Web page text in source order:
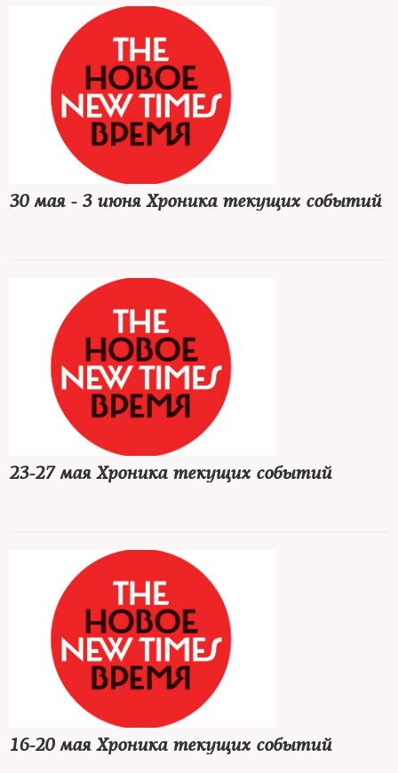
30 мая - 3 июня Хроника текущих событий
23-27 мая Хроника текущих событий
16-20 мая Хроника текущих событий